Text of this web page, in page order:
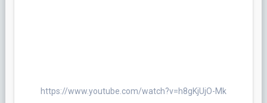
https://www.youtube.com/watch?v=h8gKjUjO-Mk